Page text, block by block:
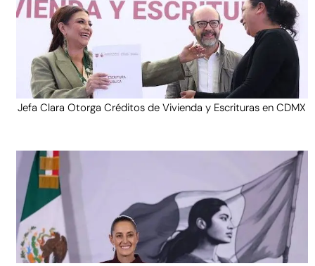
Jefa Clara Otorga Créditos de Vivienda y Escrituras en CDMX